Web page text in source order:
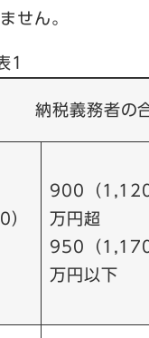
せん。
1
納税義務者の
900（1,120
万円超
950（1,170
万円以下